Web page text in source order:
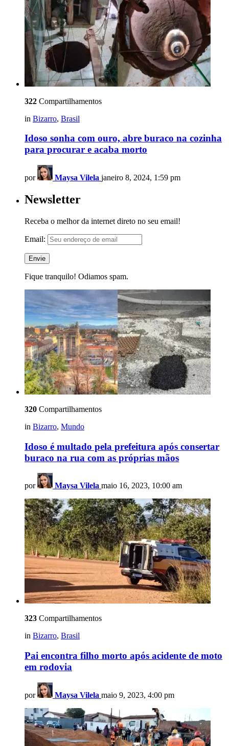
322 Compartilhamentos
in Bizarro, Brasil
Idoso sonha com ouro, abre buraco na cozinha
para procurar e acaba morto
por Maysa Vilela janeiro 8, 2024, 1:59 pm
Newsletter
Receba o melhor da internet direto no seu email!
Email:
Fique tranquilo! Odiamos spam.
320 Compartilhamentos
in Bizarro, Mundo
Idoso é multado pela prefeitura após consertar
buraco na rua com as próprias mãos
por Maysa Vilela maio 16, 2023, 10:00 am
323 Compartilhamentos
in Bizarro, Brasil
Pai encontra filho morto após acidente de moto
em rodovia
por Maysa Vilela maio 9, 2023, 4:00 pm